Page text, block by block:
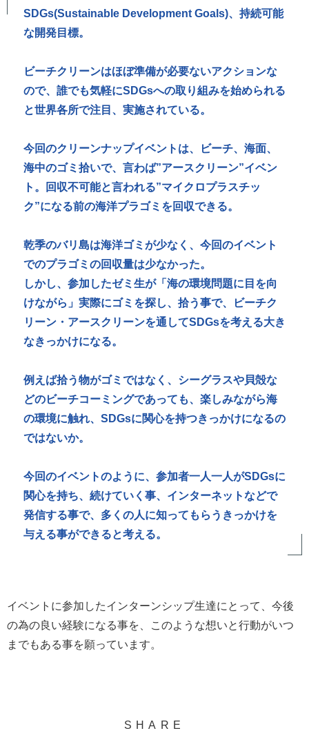
SDGs(Sustainable Development Goals)、持続可能
な開発目標。
ビーチクリーンはほぼ準備が必要ないアクションな
ので、誰でも気軽にSDGsへの取り組みを始められる
と世界各所で注目、実施されている。
今回のクリーンナップイベントは、ビーチ、海面、
海中のゴミ拾いで、言わば”アースクリーン”イベン
ト。回収不可能と言われる”マイクロプラスチッ
ク”になる前の海洋プラゴミを回収できる。
乾季のバリ島は海洋ゴミが少なく、今回のイベント
でのプラゴミの回収量は少なかった。
しかし、参加したゼミ生が「海の環境問題に目を向
けながら」実際にゴミを探し、拾う事で、ビーチク
リーン・アースクリーンを通してSDGsを考える大き
なきっかけになる。
例えば拾う物がゴミではなく、シーグラスや貝殻な
どのビーチコーミングであっても、楽しみながら海
の環境に触れ、SDGsに関心を持つきっかけになるの
ではないか。
今回のイベントのように、参加者一人一人がSDGsに
関心を持ち、続けていく事、インターネットなどで
発信する事で、多くの人に知ってもらうきっかけを
与える事ができると考える。
イベントに参加したインターンシップ生達にとって、今後
の為の良い経験になる事を、このような想いと行動がいつ
までもある事を願っています。